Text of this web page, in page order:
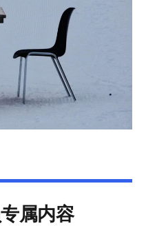
属内容